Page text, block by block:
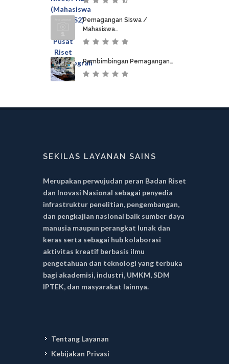
Pemagangan Siswa /
Mahasiswa…
Pembimbingan Pemagangan…
SEKILAS LAYANAN SAINS
Merupakan perwujudan peran Badan Riset
dan Inovasi Nasional sebagai penyedia
infrastruktur penelitian, pengembangan,
dan pengkajian nasional baik sumber daya
manusia maupun perangkat lunak dan
keras serta sebagai hub kolaborasi
aktivitas kreatif berbasis ilmu
pengetahuan dan teknologi yang terbuka
bagi akademisi, industri, UMKM, SDM
IPTEK, dan masyarakat lainnya.
Tentang Layanan
Kebijakan Privasi